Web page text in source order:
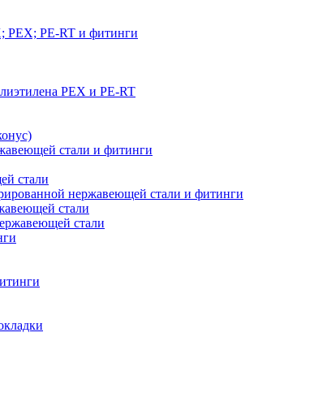
PEX; PE-RT и фитинги
PEX и PE-RT
стали и фитинги
стали
нержавеющей стали и фитинги
стали
стали